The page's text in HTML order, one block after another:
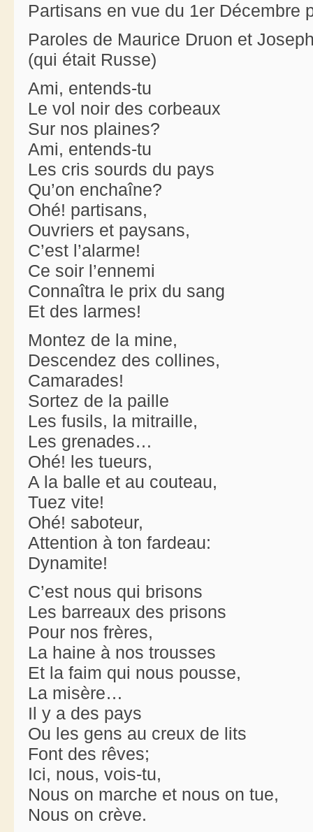
Partisans en vue du 1er Décembre
Paroles de Maurice Druon et
(qui était Russe)
Ami, entends-tu
Le vol noir des corbeaux
Sur nos plaines?
Ami, entends-tu
Les cris sourds du pays
Qu’on enchaîne?
Ohé! partisans,
Ouvriers et paysans,
C’est l’alarme!
Ce soir l’ennemi
Connaîtra le prix du sang
Et des larmes!
Montez de la mine,
Descendez des collines,
Camarades!
Sortez de la paille
Les fusils, la mitraille,
Les grenades…
Ohé! les tueurs,
A la balle et au couteau,
Tuez vite!
Ohé! saboteur,
Attention à ton fardeau:
Dynamite!
C’est nous qui brisons
Les barreaux des prisons
Pour nos frères,
La haine à nos trousses
Et la faim qui nous pousse,
La misère…
Il y a des pays
Ou les gens au creux de lits
Font des rêves;
Ici, nous, vois-tu,
Nous on marche et nous on tue,
Nous on crève.